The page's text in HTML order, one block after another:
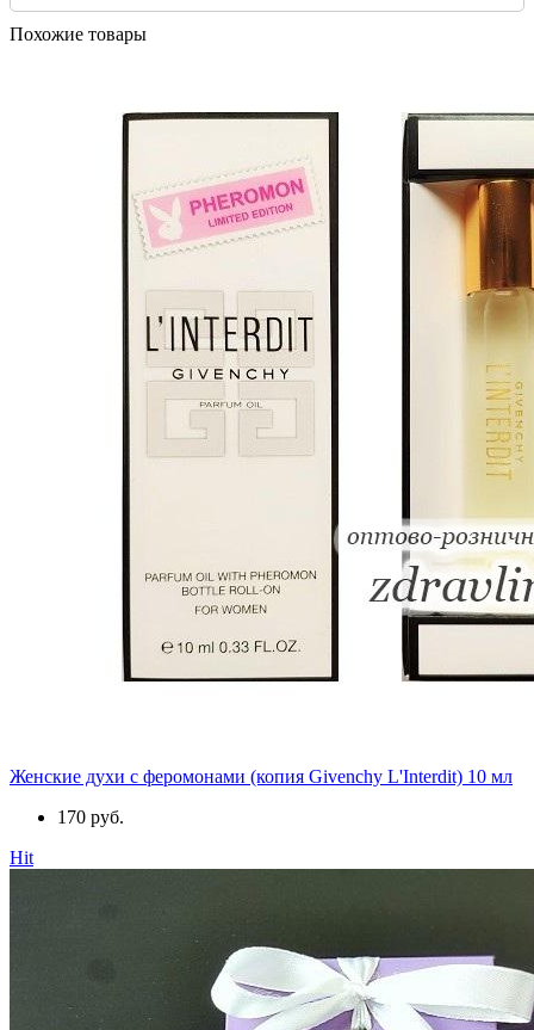
Похожие товары
Женские духи с феромонами (копия Givenchy L'Interdit) 10 мл
170 руб.
Hit